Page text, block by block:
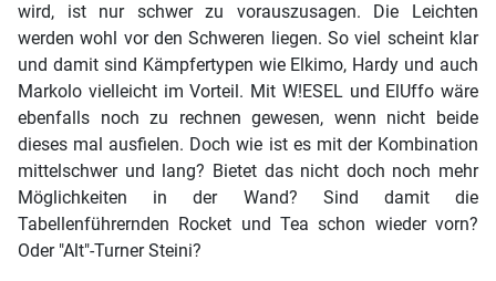
wird, ist nur schwer zu vorauszusagen. Die Leichten
werden wohl vor den Schweren liegen. So viel scheint klar
und damit sind Kämpfertypen wie Elkimo, Hardy und auch
Markolo vielleicht im Vorteil. Mit W!ESEL und ElUffo wäre
ebenfalls noch zu rechnen gewesen, wenn nicht beide
dieses mal ausfielen. Doch wie ist es mit der Kombination
mittelschwer und lang? Bietet das nicht doch noch mehr
Möglichkeiten in der Wand? Sind damit die
Tabellenführernden Rocket und Tea schon wieder vorn?
Oder "Alt"-Turner Steini?